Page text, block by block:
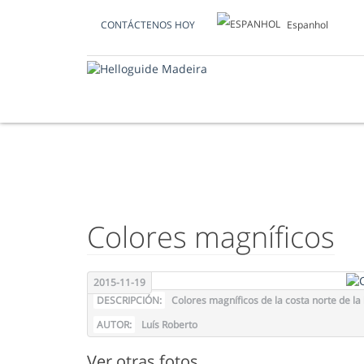
CONTÁCTENOS HOY Espanhol
Colores magníficos
2015-11-19
DESCRIPCIÓN:
Colores magníficos de la costa norte de
AUTOR:
Luís Roberto